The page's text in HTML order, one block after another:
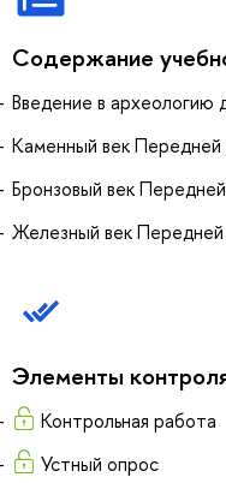
Содержание
Введение в археологию
Каменный век Передней
Бронзовый век
Железный век Передней
Элементы
Контрольная работа
Устный опрос